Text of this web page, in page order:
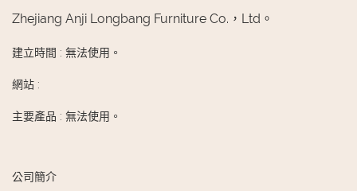
Zhejiang Anji Longbang Furniture Co.，Ltd。
建立時間 : 無法使用。
網站 :
主要產品 : 無法使用。
公司簡介